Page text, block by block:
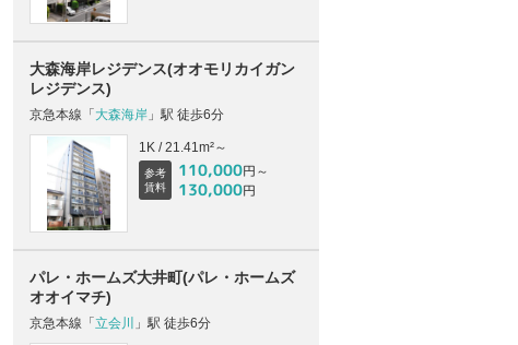
大森海岸レジデンス(オオモリカイガン
レジデンス)
京急本線「大森海岸 」駅 徒歩6分
1K / 21.41m²～
参考
賃料
110,000円～
130,000円
パレ・ホームズ大井町(パレ・ホームズ
オオイマチ)
京急本線「立会川 」駅 徒歩6分